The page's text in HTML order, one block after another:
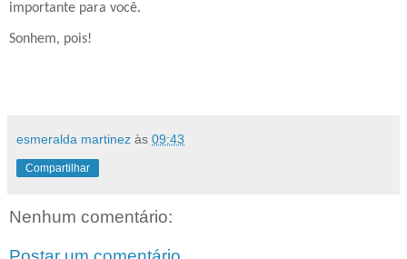
importante para você.
Sonhem, pois!
esmeralda martinez às 09:43
Compartilhar
Nenhum comentário: